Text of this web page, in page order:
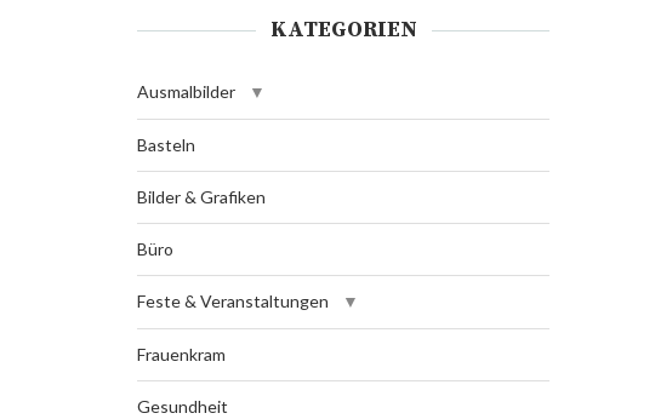
KATEGORIEN
Ausmalbilder
Basteln
Bilder & Grafiken
Büro
Feste & Veranstaltungen
Frauenkram
Gesundheit